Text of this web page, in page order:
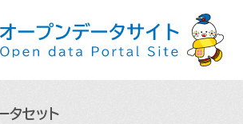
タセット